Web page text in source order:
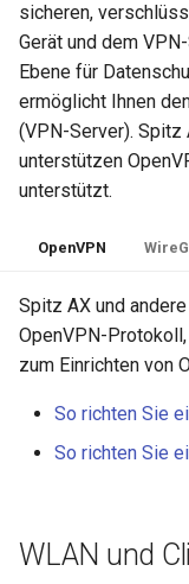
sicheren,
Gerät und dem
Ebene für
ermöglicht Ihnen
(VPN-Server). Spitz
unterstützen
unterstützt.
OpenVPN
Spitz AX und
OpenVPN-
zum Einrichten von
So richten Sie
So richten Sie
WLAN und